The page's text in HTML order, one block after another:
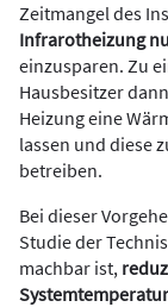
Zeitmangel des
Infrarotheizung
einzusparen. Zu
Hausbesitzer
Heizung eine
lassen und diese
betreiben.
Bei dieser
Studie der
machbar ist,
Systemtemperatur